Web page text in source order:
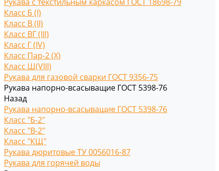
Класс Б (I)
Класс В (II)
Класс ВГ (III)
Класс Г (IV)
Класс Пар-2 (X)
Класс Ш(VIII)
Рукава для газовой сварки ГОСТ 9356-75
Рукава напорно-всасыващие ГОСТ 5398-76
Назад
Рукава напорно-всасыващие ГОСТ 5398-76
Класс "Б-2"
Класс "В-2"
Класс "КЩ"
Рукава дюритовые ТУ 0056016-87
Рукава для горячей воды